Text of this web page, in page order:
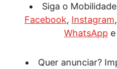
Siga o
Facebook, Instagram,
WhatsApp e
Quer anunciar?